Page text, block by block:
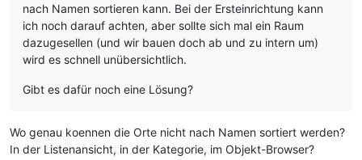
nach Namen sortieren kann. Bei der Ersteinrichtung kann
ich noch darauf achten, aber sollte sich mal ein Raum
dazugesellen (und wir bauen doch ab und zu intern um)
wird es schnell unübersichtlich.
Gibt es dafür noch eine Lösung?
Wo genau koennen die Orte nicht nach Namen sortiert werden?
In der Listenansicht, in der Kategorie, im Objekt-Browser?